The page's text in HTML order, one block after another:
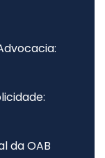
da OAB